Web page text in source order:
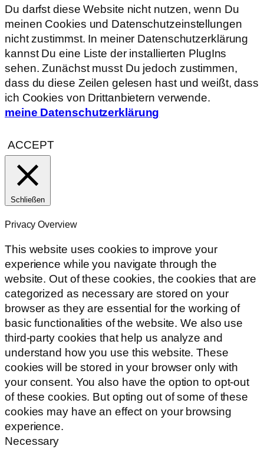
Du darfst diese Website nicht nutzen, wenn Du
meinen Cookies und Datenschutzeinstellungen
nicht zustimmst. In meiner Datenschutzerklärung
kannst Du eine Liste der installierten PlugIns
sehen. Zunächst musst Du jedoch zustimmen,
dass du diese Zeilen gelesen hast und weißt, dass
ich Cookies von Drittanbietern verwende.
meine Datenschutzerklärung
ACCEPT
Schließen
Privacy Overview
This website uses cookies to improve your
experience while you navigate through the
website. Out of these cookies, the cookies that are
categorized as necessary are stored on your
browser as they are essential for the working of
basic functionalities of the website. We also use
third-party cookies that help us analyze and
understand how you use this website. These
cookies will be stored in your browser only with
your consent. You also have the option to opt-out
of these cookies. But opting out of some of these
cookies may have an effect on your browsing
experience.
Necessary